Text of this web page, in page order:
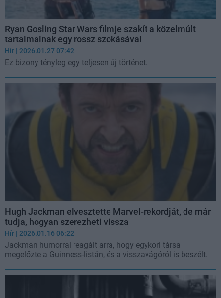
Ryan Gosling Star Wars filmje szakít a közelmúlt
tartalmainak egy rossz szokásával
Hír | 2026.01.27 07:42
Ez bizony tényleg egy teljesen új történet.
Hugh Jackman elvesztette Marvel-rekordját, de már
tudja, hogyan szerezheti vissza
Hír | 2026.01.16 06:22
Jackman humorral reagált arra, hogy egykori társa
megelőzte a Guinness-listán, és a visszavágóról is beszélt.